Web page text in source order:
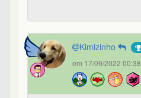
Kimizinho
em 17/09/2022 00:38